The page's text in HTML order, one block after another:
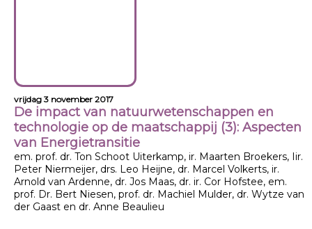
vrijdag 3 november 2017
De impact van natuurwetenschappen en
technologie op de maatschappij (3): Aspecten
van Energietransitie
em. prof. dr. Ton Schoot Uiterkamp, ir. Maarten Broekers, Iir.
Peter Niermeijer, drs. Leo Heijne, dr. Marcel Volkerts, ir.
Arnold van Ardenne, dr. Jos Maas, dr. ir. Cor Hofstee, em.
prof. Dr. Bert Niesen, prof. dr. Machiel Mulder, dr. Wytze van
der Gaast en dr. Anne Beaulieu